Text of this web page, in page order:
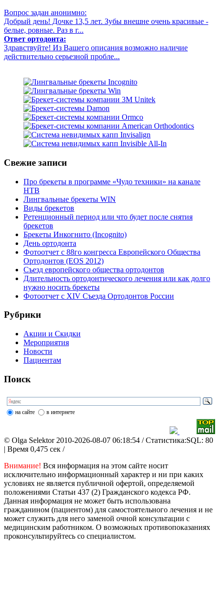
Вопрос задан анонимно:
Добрый день! Дочке 13,5 лет. Зубы внешне очень красивые -
белые, ровные. Раз в г...
Ответ ортодонта:
Здравствуйте! Из Вашего описания возможно наличие
действительно серьезной пробле...
Свежие записи
Про брекеты в программе «Чудо техники» на канале
НТВ
Лингвальные брекеты WIN
Виды брекетов
Ретенционный период или что будет после снятия
брекетов
Брекеты Инкогнито (Incognito)
День ортодонта
Фотоотчет с 88го конгресса Европейского Общества
Ортодонтов (EOS 2012)
Съезд европейского общества ортодонтов
Длительность ортодонтического лечения или как долго
нужно носить брекеты
Фотоотчет с XIV Съезда Ортодонтов России
Рубрики
Акции и Скидки
Мероприятия
Новости
Пациентам
Поиск
на сайте в интернете
© Olga Selektor 2010-2026-08-07 06:18:54 / Статистика:SQL: 80
| Время 0,475 сек /
Внимание! Вся информация на этом сайте носит
исключительно информационный характер и ни при каких
условиях не является публичной офертой, определяемой
положениями Статьи 437 (2) Гражданского кодекса РФ.
Данная информация не может быть использована
гражданином (пациентом) для самостоятельного лечения и не
может служить для него заменой очной консультации с
медицинским работником. О возможных противопоказаниях
проконсультируйтесь со специалистом.